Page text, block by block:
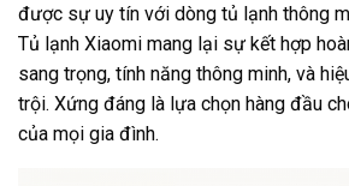
được sự uy tín với dòng tủ lạnh thông
Tủ lạnh Xiaomi mang lại sự kết hợp
sang trọng, tính năng thông minh, và
trội. Xứng đáng là lựa chọn hàng đầu
của mọi gia đình.